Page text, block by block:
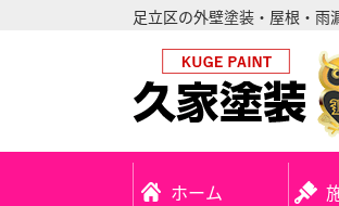
足立区の外壁塗装・屋根・雨
ホーム